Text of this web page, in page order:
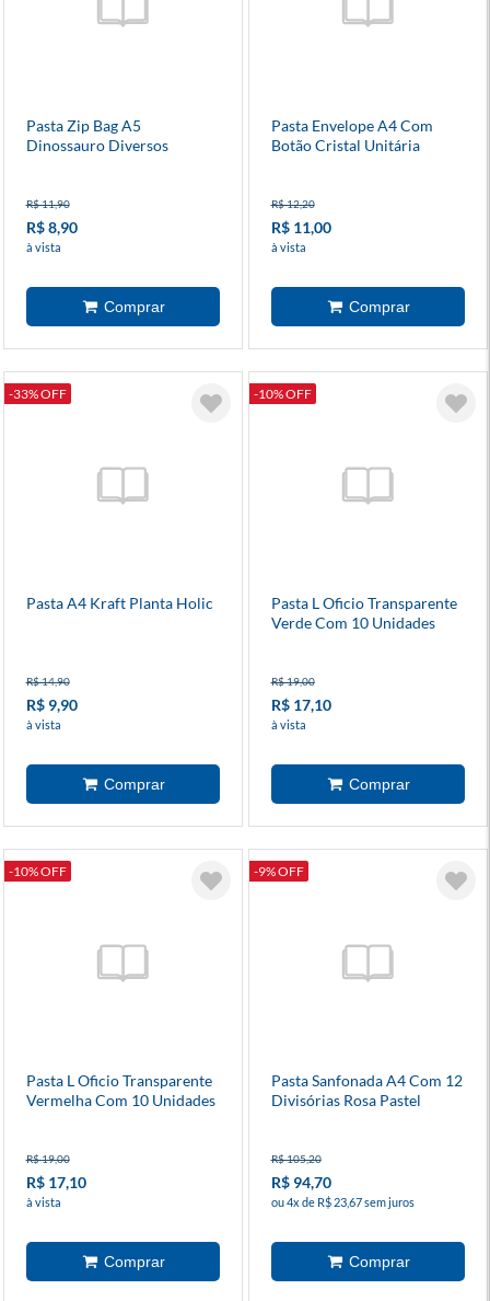
Pasta Zip Bag A5
Dinossauro Diversos
R$ 11,90
R$ 8,90
à vista
Pasta Envelope A4 Com
Botão Cristal Unitária
R$ 12,20
R$ 11,00
à vista
-33% OFF
Pasta A4 Kraft Planta Holic
R$ 14,90
R$ 9,90
à vista
-10% OFF
Pasta L Oficio Transparente
Verde Com 10 Unidades
R$ 19,00
R$ 17,10
à vista
-10% OFF
Pasta L Oficio Transparente
Vermelha Com 10 Unidades
R$ 19,00
R$ 17,10
à vista
-9% OFF
Pasta Sanfonada A4 Com 12
Divisórias Rosa Pastel
R$ 105,20
R$ 94,70
ou 4x de R$ 23,67 sem juros